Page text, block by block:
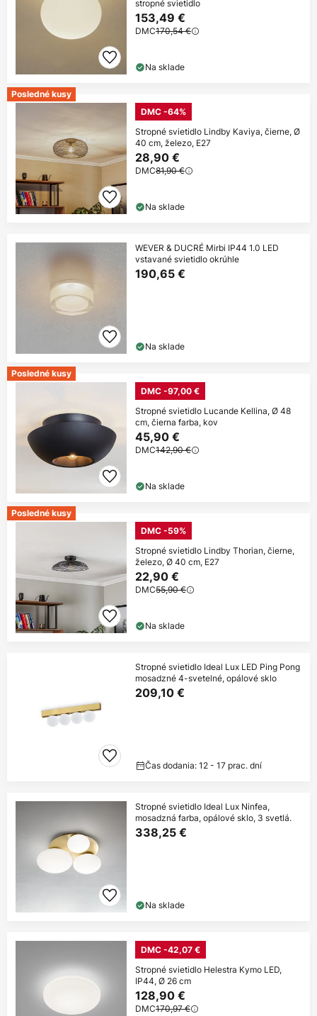
stropné svietidlo
153,49 €
DMC170,54 €
Na sklade
Posledné kusy
DMC -64%
Stropné svietidlo Lindby Kaviya, čierne, Ø
40 cm, železo, E27
28,90 €
DMC81,90 €
Na sklade
WEVER & DUCRÉ Mirbi IP44 1.0 LED
vstavané svietidlo okrúhle
190,65 €
Na sklade
Posledné kusy
DMC -97,00 €
Stropné svietidlo Lucande Kellina, Ø 48
cm, čierna farba, kov
45,90 €
DMC142,90 €
Na sklade
Posledné kusy
DMC -59%
Stropné svietidlo Lindby Thorian, čierne,
železo, Ø 40 cm, E27
22,90 €
DMC55,90 €
Na sklade
Stropné svietidlo Ideal Lux LED Ping Pong
mosadzné 4-svetelné, opálové sklo
209,10 €
Čas dodania: 12 - 17 prac. dní
Stropné svietidlo Ideal Lux Ninfea,
mosadzná farba, opálové sklo, 3 svetlá.
338,25 €
Na sklade
DMC -42,07 €
Stropné svietidlo Helestra Kymo LED,
IP44, Ø 26 cm
128,90 €
DMC170,97 €